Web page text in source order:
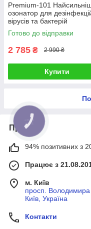
Premium-101
озонатор для
вірусів та бактерій
Готово до відправки
2 785 ₴ 2 990 ₴
Купити
Про нас
94% позитивних з
Працює з
м. Київ
просп. Володимира
Київ, Україна
Контакти